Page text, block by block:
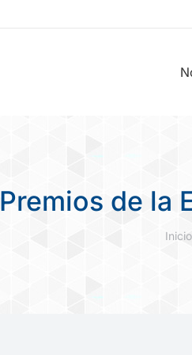
Premios de la
Inicio